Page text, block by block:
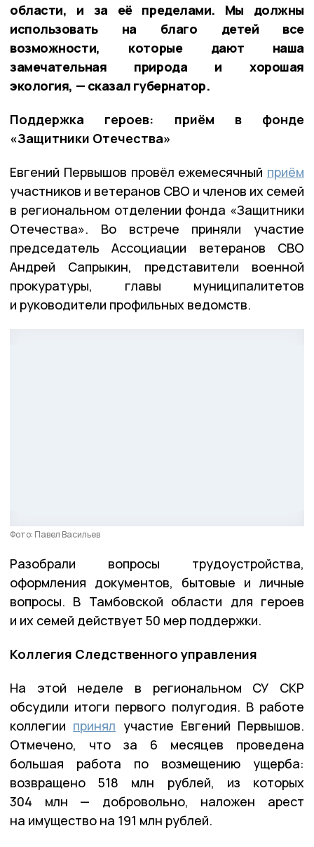
области, и за её пределами. Мы должны
использовать на благо детей все
возможности, которые дают наша
замечательная природа и хорошая
экология, — сказал губернатор.
Поддержка героев: приём в фонде
«Защитники Отечества»
Евгений Первышов провёл ежемесячный приём
участников и ветеранов СВО и членов их семей
в региональном отделении фонда «Защитники
Отечества». Во встрече приняли участие
председатель Ассоциации ветеранов СВО
Андрей Сапрыкин, представители военной
прокуратуры, главы муниципалитетов
и руководители профильных ведомств.
Фото: Павел Васильев
Разобрали вопросы трудоустройства,
оформления документов, бытовые и личные
вопросы. В Тамбовской области для героев
и их семей действует 50 мер поддержки.
Коллегия Следственного управления
На этой неделе в региональном СУ СКР
обсудили итоги первого полугодия. В работе
коллегии принял участие Евгений Первышов.
Отмечено, что за 6 месяцев проведена
большая работа по возмещению ущерба:
возвращено 518 млн рублей, из которых
304 млн — добровольно, наложен арест
на имущество на 191 млн рублей.